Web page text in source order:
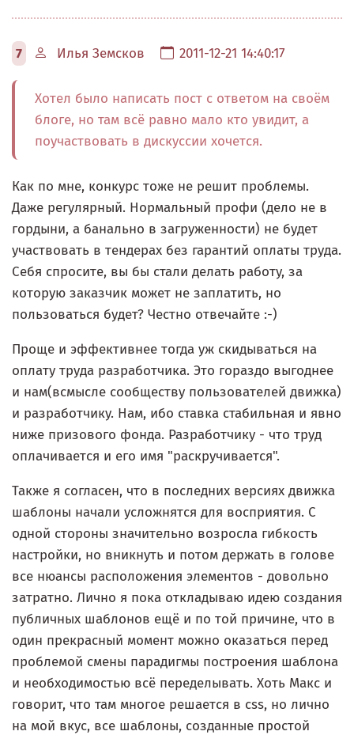
7 Илья Земсков 2011-12-21 14:40:17
Хотел было написать пост с ответом на своём
блоге, но там всё равно мало кто увидит, а
поучаствовать в дискуссии хочется.
Как по мне, конкурс тоже не решит проблемы.
Даже регулярный. Нормальный профи (дело не в
гордыни, а банально в загруженности) не будет
участвовать в тендерах без гарантий оплаты труда.
Себя спросите, вы бы стали делать работу, за
которую заказчик может не заплатить, но
пользоваться будет? Честно отвечайте :-)
Проще и эффективнее тогда уж скидываться на
оплату труда разработчика. Это гораздо выгоднее
и нам(всмысле сообществу пользователей движка)
и разработчику. Нам, ибо ставка стабильная и явно
ниже призового фонда. Разработчику - что труд
оплачивается и его имя "раскручивается".
Также я согласен, что в последних версиях движка
шаблоны начали усложнятся для восприятия. С
одной стороны значительно возросла гибкость
настройки, но вникнуть и потом держать в голове
все нюансы расположения элементов - довольно
затратно. Лично я пока откладываю идею создания
публичных шаблонов ещё и по той причине, что в
один прекрасный момент можно оказаться перед
проблемой смены парадигмы построения шаблона
и необходимостью всё переделывать. Хоть Макс и
говорит, что там многое решается в css, но лично
на мой вкус, все шаблоны, созданные простой